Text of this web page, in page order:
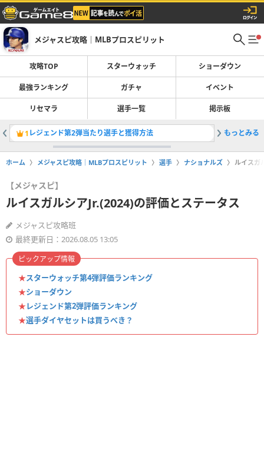
メジャスピ攻略｜MLBプロスピリット
攻略TOP スターウォッチ ショーダウン
最強ランキング ガチャ イベント
リセマラ 選手一覧 掲示板
1 レジェンド第2弾当たり選手と獲得方法 2ジョシ
もっとみる
ホーム メジャスピ攻略｜MLBプロスピリット 選手 ナショナルズ ルイスガ
【メジャスピ】
ルイスガルシアJr.(2024)の評価とステータス
メジャスピ攻略班
最終更新日：2026.08.05 13:05
★スターウォッチ第4弾評価ランキング
★ショーダウン
★レジェンド第2弾評価ランキング
★選手ダイヤセットは買うべき？
ピックアップ情報